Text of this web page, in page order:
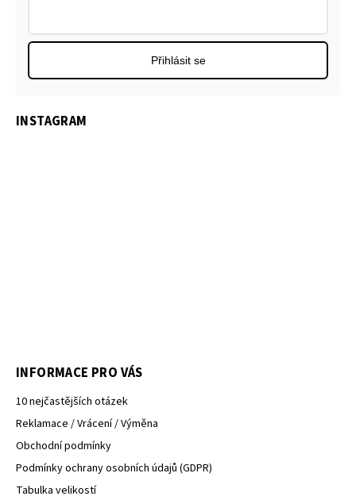
Přihlásit se
INSTAGRAM
INFORMACE PRO VÁS
10 nejčastějších otázek
Reklamace / Vrácení / Výměna
Obchodní podmínky
Podmínky ochrany osobních údajů (GDPR)
Tabulka velikostí